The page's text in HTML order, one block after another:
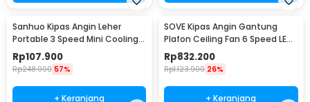
Sanhuo Kipas Angin Leher
Portable 3 Speed Mini Cooling
Fan 1800mAh - 350
Rp107.900
Rp248.000 57%
+ Keranjang
SOVE Kipas Angin Gantung
Plafon Ceiling Fan 6 Speed LED
52 Inch - FS2008
Rp832.200
Rp1.123.900 26%
+ Keranjang